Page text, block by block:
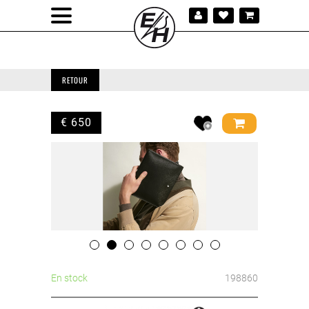
RETOUR
€ 650
En stock 198860